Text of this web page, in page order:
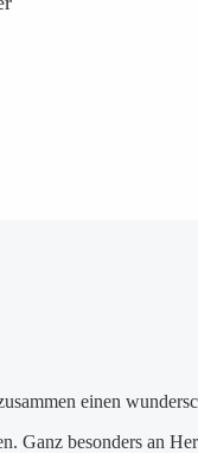
einen
Ganz besonders an